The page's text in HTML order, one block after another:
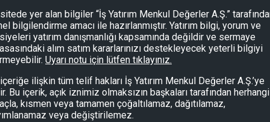
yer alan bilgiler “İş Yatırım Menkul Değerler A.Ş.”
bilgilendirme amacı ile hazırlanmıştır. Yatırım bilgi, yorum ve
yatırım danışmanlığı kapsamında değildir ve sermaye
alım satım kararlarınızı destekleyecek yeterli bilgiyi
Uyarı notu için lütfen tıklayınız.
ilişkin tüm telif hakları İş Yatırım Menkul Değerler A.Ş.’ye
Bu içerik, açık iznimiz olmaksızın başkaları tarafından
kısmen veya tamamen çoğaltılamaz, dağıtılamaz,
veya değiştirilemez.